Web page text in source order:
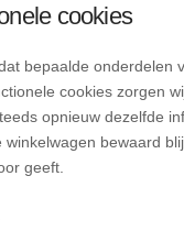
cookies
bepaalde
cookies zorgen
opnieuw dezelfde
bewaard
geeft.